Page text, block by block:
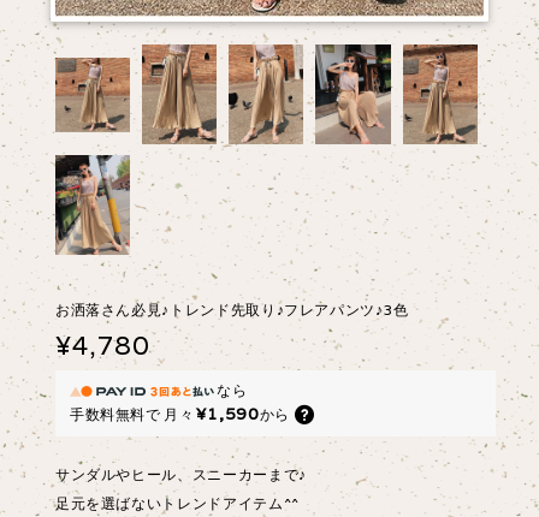
お洒落さん必見♪トレンド先取り♪フレアパンツ♪3色
¥4,780
なら
手数料無料で 月々 ¥1,590から
サンダルやヒール、スニーカーまで♪
足元を選ばないトレンドアイテム^^